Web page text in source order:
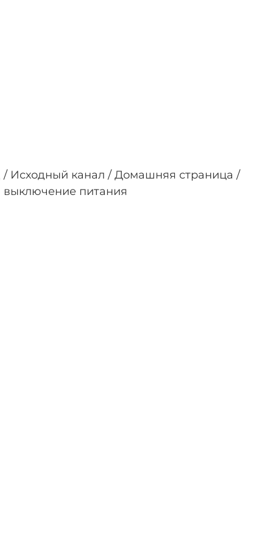
канал / Домашняя страница /
выключение питания